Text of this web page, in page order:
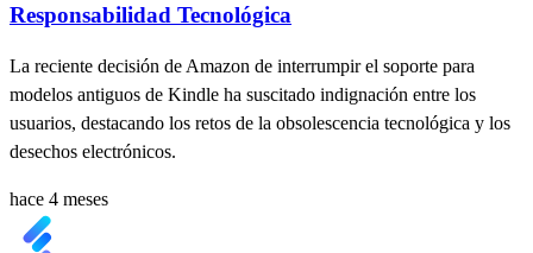
Responsabilidad Tecnológica
La reciente decisión de Amazon de interrumpir el soporte para
modelos antiguos de Kindle ha suscitado indignación entre los
usuarios, destacando los retos de la obsolescencia tecnológica y los
desechos electrónicos.
hace 4 meses